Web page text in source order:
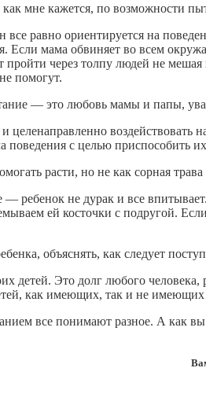
мне кажется, по возможности
равно ориентируется на
Если мама обвиняет во всем
пройти через толпу людей не
помогут.
— это любовь мамы и папы,
воздействовать
поведения с целью
расти, но не как сорная
не дурак и все впитывает.
ей косточки с подругой.
объяснять, как следует
Это долг любого человека,
как имеющих, так и не
все понимают разное. А как